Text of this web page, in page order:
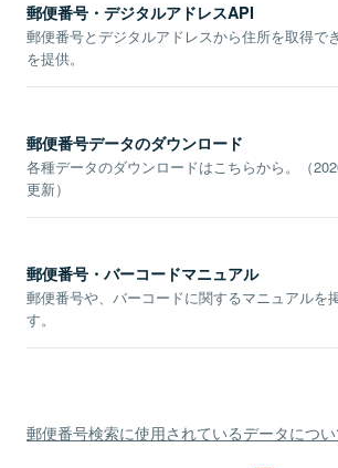
郵便番号・デジタルアドレスAPI
郵便番号とデジタルアドレスから住所を取得で
を提供。
郵便番号データのダウンロード
各種データのダウンロードはこちらから。（
更新）
郵便番号・バーコードマニュアル
郵便番号や、バーコードに関するマニュアルを
す。
郵便番号検索に使用されているデータについ